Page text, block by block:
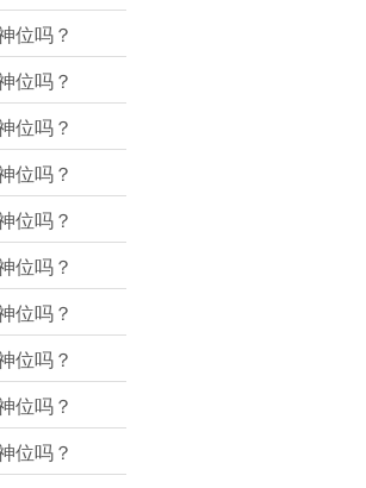
位吗？
位吗？
位吗？
位吗？
位吗？
位吗？
位吗？
位吗？
位吗？
位吗？